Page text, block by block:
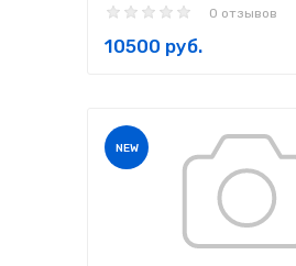
0 отзывов
10500 руб.
NEW